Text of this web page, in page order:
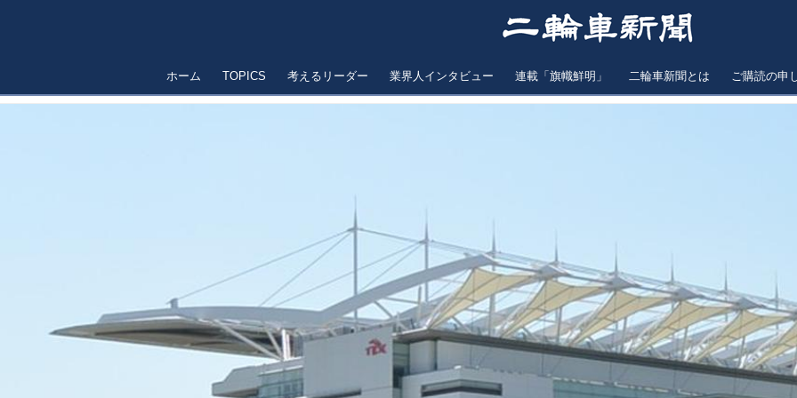
ホーム TOPICS 考えるリーダー 業界人インタビュー 連載「旗幟鮮明」 二輪車新聞とは ご購読の申